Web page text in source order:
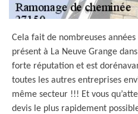
Cela fait de nombreuses années
présent à La Neuve Grange
forte réputation et est
toutes les autres entreprises
même secteur !!! Et vous
devis le plus rapidement